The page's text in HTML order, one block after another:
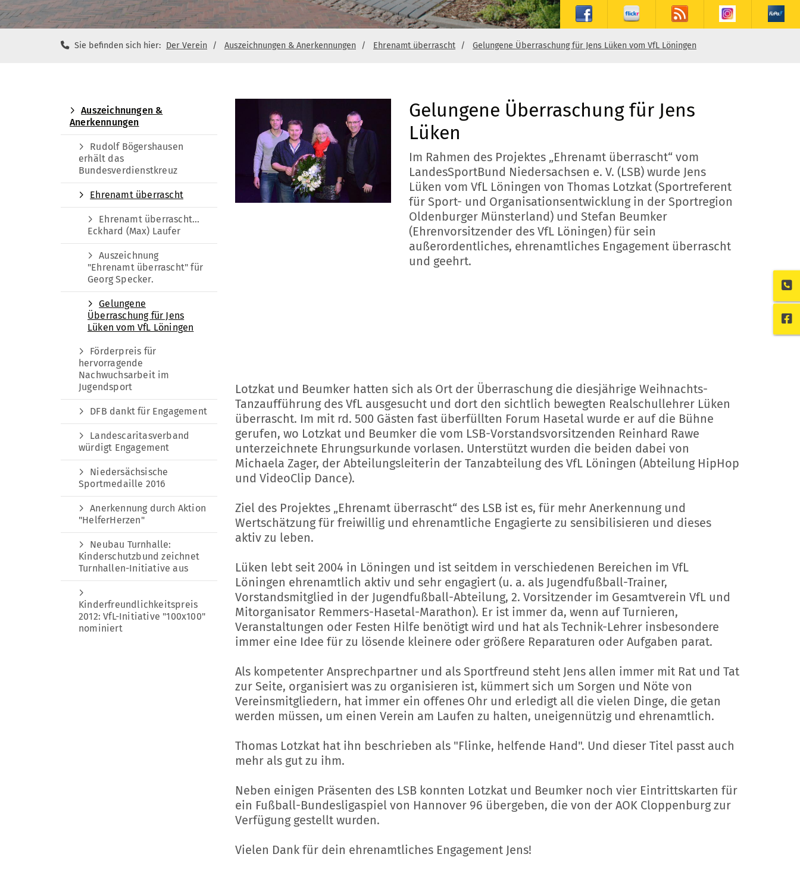
Sie befinden sich hier: Der Verein Auszeichnungen & Anerkennungen Ehrenamt überrascht Gelungene Überraschung für Jens Lüken vom VfL Löningen
Gelungene Überraschung für Jens
Lüken
Im Rahmen des Projektes „Ehrenamt überrascht“ vom
LandesSportBund Niedersachsen e. V. (LSB) wurde Jens
Lüken vom VfL Löningen von Thomas Lotzkat (Sportreferent
für Sport- und Organisationsentwicklung in der Sportregion
Oldenburger Münsterland) und Stefan Beumker
(Ehrenvorsitzender des VfL Löningen) für sein
außerordentliches, ehrenamtliches Engagement überrascht
und geehrt.
Lotzkat und Beumker hatten sich als Ort der Überraschung die diesjährige Weihnachts-
Tanzaufführung des VfL ausgesucht und dort den sichtlich bewegten Realschullehrer Lüken
überrascht. Im mit rd. 500 Gästen fast überfüllten Forum Hasetal wurde er auf die Bühne
gerufen, wo Lotzkat und Beumker die vom LSB-Vorstandsvorsitzenden Reinhard Rawe
unterzeichnete Ehrungsurkunde vorlasen. Unterstützt wurden die beiden dabei von
Michaela Zager, der Abteilungsleiterin der Tanzabteilung des VfL Löningen (Abteilung HipHop
und VideoClip Dance).
Ziel des Projektes „Ehrenamt überrascht“ des LSB ist es, für mehr Anerkennung und
Wertschätzung für freiwillig und ehrenamtliche Engagierte zu sensibilisieren und dieses
aktiv zu leben.
Lüken lebt seit 2004 in Löningen und ist seitdem in verschiedenen Bereichen im VfL
Löningen ehrenamtlich aktiv und sehr engagiert (u. a. als Jugendfußball-Trainer,
Vorstandsmitglied in der Jugendfußball-Abteilung, 2. Vorsitzender im Gesamtverein VfL und
Mitorganisator Remmers-Hasetal-Marathon). Er ist immer da, wenn auf Turnieren,
Veranstaltungen oder Festen Hilfe benötigt wird und hat als Technik-Lehrer insbesondere
immer eine Idee für zu lösende kleinere oder größere Reparaturen oder Aufgaben parat.
Als kompetenter Ansprechpartner und als Sportfreund steht Jens allen immer mit Rat und Tat
zur Seite, organisiert was zu organisieren ist, kümmert sich um Sorgen und Nöte von
Vereinsmitgliedern, hat immer ein offenes Ohr und erledigt all die vielen Dinge, die getan
werden müssen, um einen Verein am Laufen zu halten, uneigennützig und ehrenamtlich.
Thomas Lotzkat hat ihn beschrieben als "Flinke, helfende Hand". Und dieser Titel passt auch
mehr als gut zu ihm.
Neben einigen Präsenten des LSB konnten Lotzkat und Beumker noch vier Eintrittskarten für
ein Fußball-Bundesligaspiel von Hannover 96 übergeben, die von der AOK Cloppenburg zur
Verfügung gestellt wurden.
Vielen Dank für dein ehrenamtliches Engagement Jens!
Auszeichnungen &
Anerkennungen
Rudolf Bögershausen
erhält das
Bundesverdienstkreuz
Ehrenamt überrascht
Ehrenamt überrascht...
Eckhard (Max) Laufer
Auszeichnung
"Ehrenamt überrascht" für
Georg Specker.
Gelungene
Überraschung für Jens
Lüken vom VfL Löningen
Förderpreis für
hervorragende
Nachwuchsarbeit im
Jugendsport
DFB dankt für Engagement
Landescaritasverband
würdigt Engagement
Niedersächsische
Sportmedaille 2016
Anerkennung durch Aktion
"HelferHerzen"
Neubau Turnhalle:
Kinderschutzbund zeichnet
Turnhallen-Initiative aus
Kinderfreundlichkeitspreis
2012: VfL-Initiative "100x100"
nominiert